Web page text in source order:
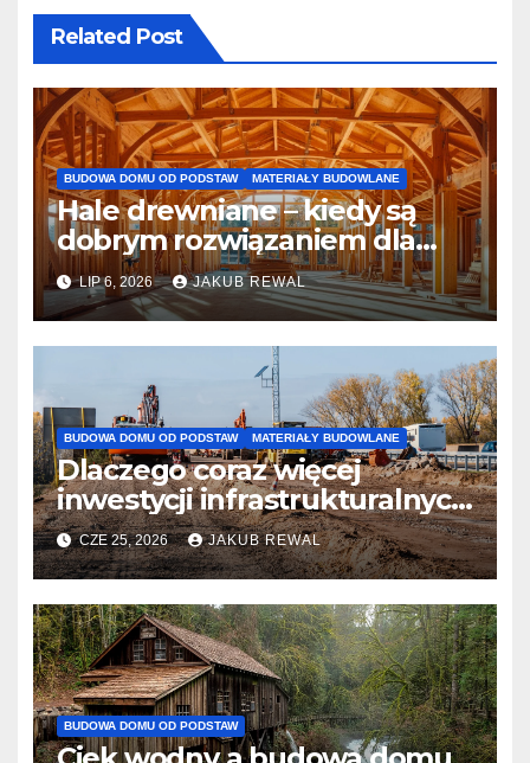
Related Post
BUDOWA DOMU OD PODSTAW MATERIAŁY BUDOWLANE
Hale drewniane – kiedy są
dobrym rozwiązaniem dla
firm i inwestorów?
LIP 6, 2026 JAKUB REWAL
BUDOWA DOMU OD PODSTAW MATERIAŁY BUDOWLANE
Dlaczego coraz więcej
inwestycji infrastrukturalnych
w Polsce wybiera pale CFA?
CZE 25, 2026 JAKUB REWAL
BUDOWA DOMU OD PODSTAW